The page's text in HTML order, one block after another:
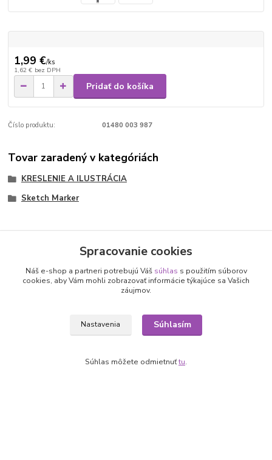
1,99 €/ks
1,62 € bez DPH
Pridať do košíka
Číslo produktu: 01480 003 987
Tovar zaradený v kategóriách
KRESLENIE A ILUSTRÁCIA
Sketch Marker
Nepremeškajte novinky, akcie a
zľavy!
Prihlásiť sa
spracovaním osobných údajov
Spracovanie cookies
Náš e-shop a partneri potrebujú Váš súhlas s použitím súborov
cookies, aby Vám mohli zobrazovať informácie týkajúce sa Vašich
záujmov.
Nastavenia Súhlasím
Súhlas môžete odmietnuťtu.